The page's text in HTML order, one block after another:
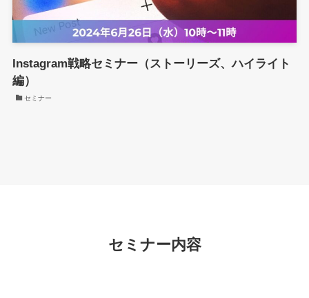
Instagram戦略セミナー（ストーリーズ、ハイライト
編）
セミナー
セミナー内容